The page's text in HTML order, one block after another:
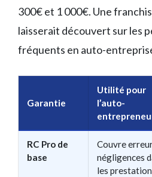
300€ et 1 000€. Une
laisserait découvert sur les
fréquents en auto-
Garantie
Utilité pour
l’auto-
RC Pro de
base
Couvre
négligences
les